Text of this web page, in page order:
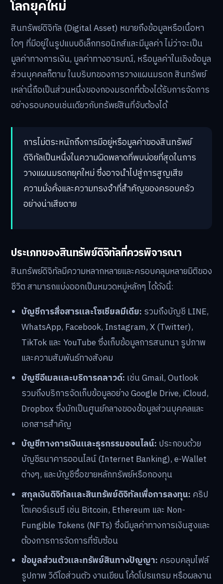
โลกยุคใหม่
สินทรัพย์ดิจิทัล (Digital Asset) หมายถึงข้อมูลหรือเนื้อหา
ใดๆ ที่มีอยู่ในรูปแบบอิเล็กทรอนิกส์และมีมูลค่า ไม่ว่าจะเป็น
มูลค่าทางการเงิน, มูลค่าทางอารมณ์, หรือมูลค่าในเชิงข้อมูล
ส่วนบุคคลก็ตาม ในบริบทของการวางแผนมรดก สินทรัพย์
เหล่านี้ถือเป็นส่วนหนึ่งของกองมรดกที่ต้องได้รับการจัดการ
อย่างรอบคอบเช่นเดียวกับทรัพย์สินที่จับต้องได้
การไม่ตระหนักถึงการมีอยู่หรือมูลค่าของสินทรัพย์
ดิจิทัลเป็นหนึ่งในความผิดพลาดที่พบบ่อยที่สุดในการ
วางแผนมรดกยุคใหม่ ซึ่งอาจนำไปสู่การสูญเสีย
ความมั่งคั่งและความทรงจำที่สำคัญของครอบครัว
อย่างน่าเสียดาย
ประเภทของสินทรัพย์ดิจิทัลที่ควรพิจารณา
สินทรัพย์ดิจิทัลมีความหลากหลายและครอบคลุมหลายมิติของ
ชีวิต สามารถแบ่งออกเป็นหมวดหมู่หลักๆ ได้ดังนี้:
บัญชีการสื่อสารและโซเชียลมีเดีย: รวมถึงบัญชี LINE,
WhatsApp, Facebook, Instagram, X (Twitter),
TikTok และ YouTube ซึ่งเก็บข้อมูลการสนทนา รูปภาพ
และความสัมพันธ์ทางสังคม
บัญชีอีเมลและบริการคลาวด์: เช่น Gmail, Outlook
รวมถึงบริการจัดเก็บข้อมูลอย่าง Google Drive, iCloud,
Dropbox ซึ่งมักเป็นศูนย์กลางของข้อมูลส่วนบุคคลและ
เอกสารสำคัญ
บัญชีทางการเงินและธุรกรรมออนไลน์: ประกอบด้วย
บัญชีธนาคารออนไลน์ (Internet Banking), e-Wallet
ต่างๆ, และบัญชีซื้อขายหลักทรัพย์หรือกองทุน
สกุลเงินดิจิทัลและสินทรัพย์ดิจิทัลเพื่อการลงทุน: คริป
โตเคอร์เรนซี เช่น Bitcoin, Ethereum และ Non-
Fungible Tokens (NFTs) ซึ่งมีมูลค่าทางการเงินสูงและ
ต้องการการจัดการที่ซับซ้อน
ข้อมูลส่วนตัวและทรัพย์สินทางปัญญา: ครอบคลุมไฟล์
รูปภาพ วิดีโอส่วนตัว งานเขียน โค้ดโปรแกรม หรือผลงาน